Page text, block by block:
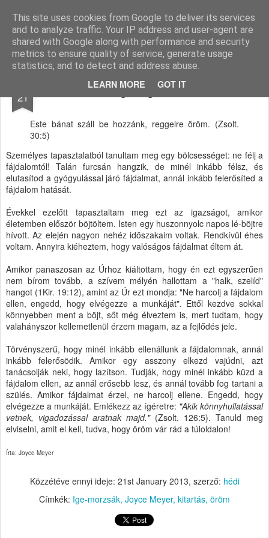
This site uses cookies from Google to deliver its services
and to analyze traffic. Your IP address and user-agent are
shared with Google along with performance and security
metrics to ensure quality of service, generate usage
statistics, and to detect and address abuse.
LEARN MORE GOT IT
Paksi Pünkösdi Gyülekezet A Magyar Pünkösdi Egyház paksi gyülekezetének hivatalos honlapja.
Pages
21 Tarts ki, míg megérkezik az öröm
Este bánat száll be hozzánk, reggelre öröm. (Zsolt.
30:5)
Személyes tapasztalatból tanultam meg egy bölcsességet: ne félj a
fájdalomtól! Talán furcsán hangzik, de minél inkább félsz, és
elutasítod a gyógyulással járó fájdalmat, annál inkább felerősíted a
fájdalom hatását.
Évekkel ezelőtt tapasztaltam meg ezt az igazságot, amikor
életemben először böjtöltem. Isten egy huszonnyolc napos lé-böjtre
hívott. Az elején nagyon nehéz időszakaim voltak. Rendkívül éhes
voltam. Annyira kiéheztem, hogy valóságos fájdalmat éltem át.
Amikor panaszosan az Úrhoz kiáltottam, hogy én ezt egyszerűen
nem bírom tovább, a szívem mélyén hallottam a "halk, szelíd"
hangot (1Kir. 19:12), amint az Úr ezt mondja: "Ne harcolj a fájdalom
ellen, engedd, hogy elvégezze a munkáját". Ettől kezdve sokkal
könnyebben ment a böjt, sőt még élveztem is, mert tudtam, hogy
valahányszor kellemetlenül érzem magam, az a fejlődés jele.
Törvényszerű, hogy minél inkább ellenállunk a fájdalomnak, annál
inkább felerősödik. Amikor egy asszony elkezd vajúdni, azt
tanácsolják neki, hogy lazítson. Tudják, hogy minél inkább küzd a
fájdalom ellen, az annál erősebb lesz, és annál tovább fog tartani a
szülés. Amikor fájdalmat érzel, ne harcolj ellene. Engedd, hogy
elvégezze a munkáját. Emlékezz az ígéretre: "Akik könnyhullatással
vetnek, vigadozással aratnak majd."(Zsolt. 126:5). Tanuld meg
elviselni, amit el kell, tudva, hogy öröm vár rád a túloldalon!
Írta: Joyce Meyer
Közzétéve ennyi ideje: 21st January 2013, szerző: hédi
Címkék: Ige-morzsák Joyce Meyer kitartás öröm